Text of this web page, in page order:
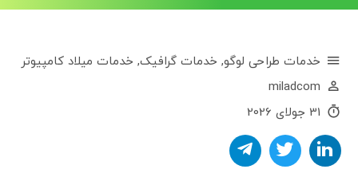
خدمات طراحی لوگو, خدمات گرافیک, خدمات میلاد کامپیوتر
miladcom
31 جولای 2026